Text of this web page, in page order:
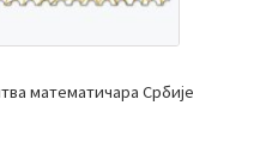
математичара Србије